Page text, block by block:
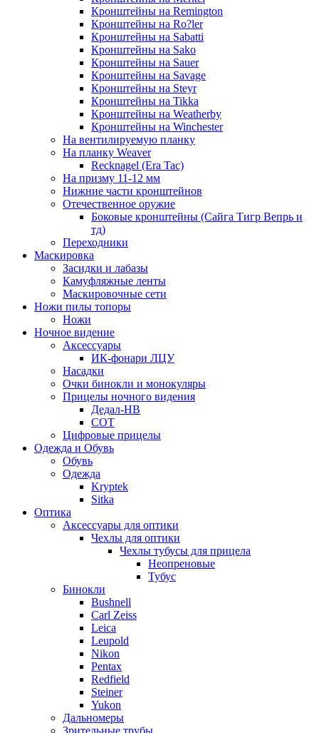
Кронштейны на Remington
Кронштейны на Ro?ler
Кронштейны на Sabatti
Кронштейны на Sako
Кронштейны на Sauer
Кронштейны на Savage
Кронштейны на Steyr
Кронштейны на Tikka
Кронштейны на Weatherby
Кронштейны на Winchester
На вентилируемую планку
На планку Weaver
Recknagel (Era Tac)
На призму 11-12 мм
Нижние части кронштейнов
Отечественное оружие
Боковые кронштейны (Сайга Тигр Вепрь и
тд)
Переходники
Маскировка
Засидки и лабазы
Камуфляжные ленты
Маскировочные сети
Ножи пилы топоры
Ножи
Ночное видение
Аксессуары
ИК-фонари ЛЦУ
Насадки
Очки бинокли и монокуляры
Прицелы ночного видения
Дедал-НВ
СОТ
Цифровые прицелы
Одежда и Обувь
Обувь
Одежда
Kryptek
Sitka
Оптика
Аксессуары для оптики
Чехлы для оптики
Чехлы тубусы для прицела
Неопреновые
Тубус
Бинокли
Bushnell
Carl Zeiss
Leica
Leupold
Nikon
Pentax
Redfield
Steiner
Yukon
Дальномеры
Зрительные трубы